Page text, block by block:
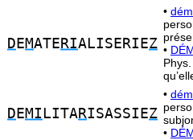
D EMATE RIALISERIEZ
•
•
D EMI LITARISASSIEZ
•
•